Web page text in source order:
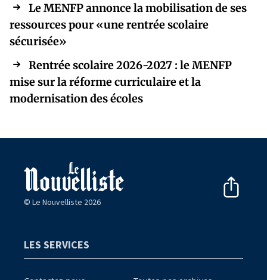
Le MENFP annonce la mobilisation de ses
ressources pour «une rentrée scolaire
sécurisée»
Rentrée scolaire 2026-2027 : le MENFP
mise sur la réforme curriculaire et la
modernisation des écoles
© Le Nouvelliste 2026
LES SERVICES